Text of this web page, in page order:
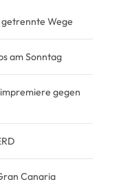
getrennte Wege
am Sonntag
gegen
Canaria